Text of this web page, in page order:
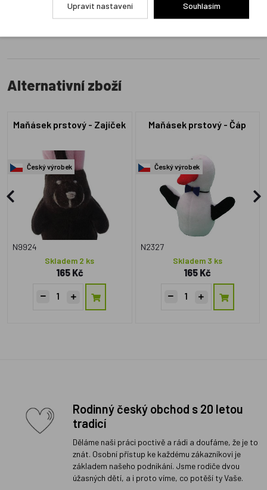
Alternativní zboží
Maňásek prstový - Zajíček
Český výrobek
N9924
Skladem 2 ks
165 Kč
Maňásek prstový - Čáp
Český výrobek
N2327
Skladem 3 ks
165 Kč
Rodinný český obchod s 20 letou
tradicí
Děláme naši práci poctivě a rádi a doufáme, že je to
znát. Osobní přístup ke každému zákazníkovi je
základem našeho podnikání. Jsme rodiče dvou
úžasných dětí, a i proto víme, co potěší ty Vaše.
Upravit nastavení Souhlasím